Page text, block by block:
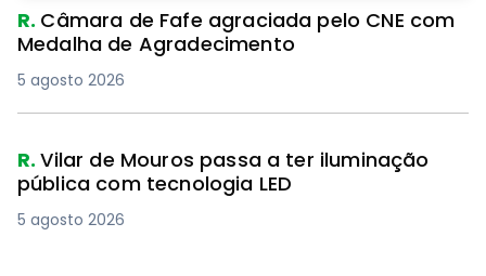
R. Câmara de Fafe agraciada pelo CNE com
Medalha de Agradecimento
5 agosto 2026
R.Vilar de Mouros passa a ter iluminação
pública com tecnologia LED
5 agosto 2026